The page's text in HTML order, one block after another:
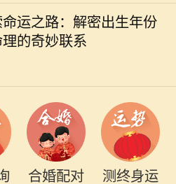
命运之路：解密出生年份
理的奇妙联系
的角色。古人相信，一个人出
份、月份、日期和时辰直接影
们的命运。而其中，出生年份
合婚配对 测终身运